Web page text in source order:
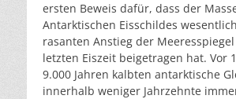
ersten Beweis dafür, dass der
Antarktischen Eisschildes
rasanten Anstieg der
letzten Eiszeit beigetragen hat. Vor
9.000 Jahren kalbten antarktische
innerhalb weniger Jahrzehnte